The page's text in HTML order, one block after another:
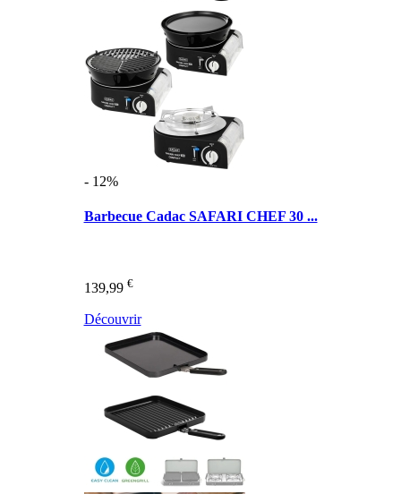
- 12%
Barbecue Cadac SAFARI CHEF 30 ...
139,99 €
Découvrir